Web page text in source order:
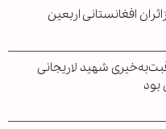
افغانستانی اربعین
شهید لاریجانی
بود